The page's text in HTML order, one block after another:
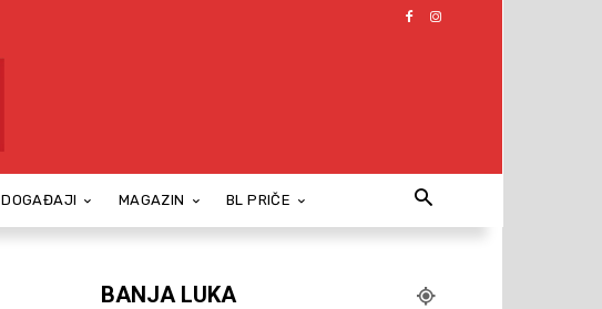
DOGAĐAJI MAGAZIN BL PRIČE
BANJA LUKA